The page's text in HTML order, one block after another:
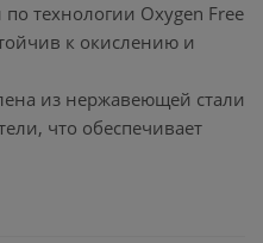
технологии Oxygen Free
к окислению и
из нержавеющей стали
что обеспечивает